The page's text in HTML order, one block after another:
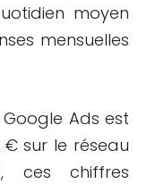
moyen
mensuelles
Ads est
sur le réseau
ces chiffres